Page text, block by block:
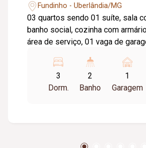
Fundinho - Uberlândia/MG
03 quartos sendo 01 suíte, sala
banho social, cozinha com
área de serviço, 01 vaga de
salão de festas. Condomínio no
aproximado de R$ 567,42.
mudança, entrada e saída - valor
3
Dorm.
2
Banho
1
Garagem